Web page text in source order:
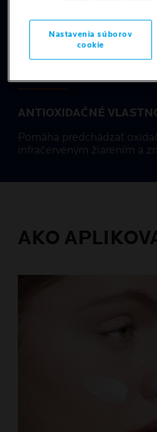
VEĽMI VYSOKÁ
VPLYVOM
Odolný vočI vode, potu a
ANTIOXIDAČNÉ
Pomáha predchádzať
infračerveným žiarením a
AKO
Nastavenia súborov
cookie